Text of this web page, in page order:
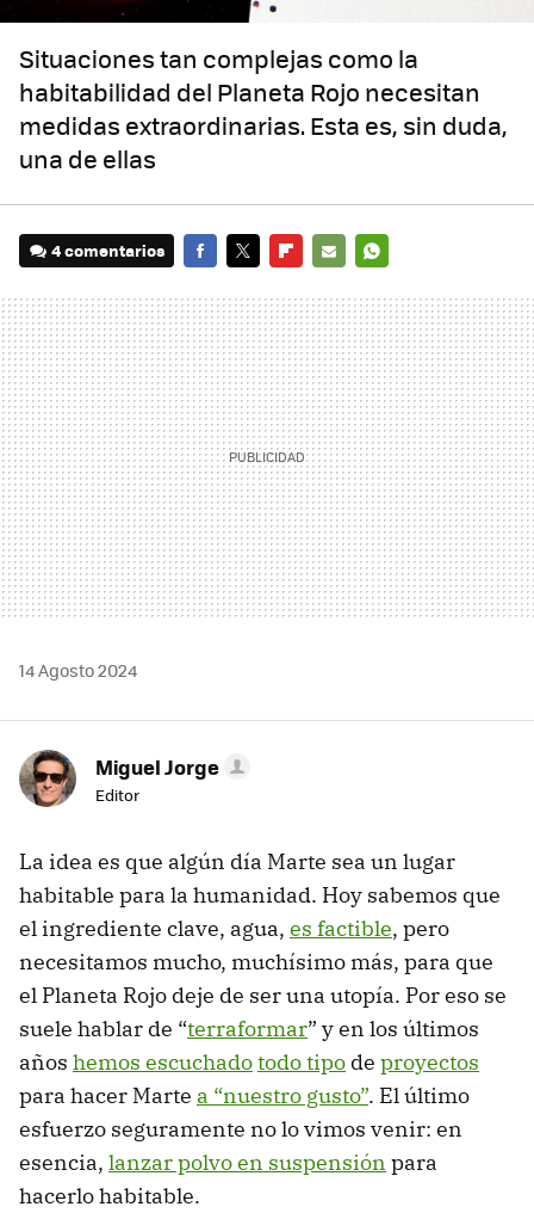
Situaciones tan complejas como la
habitabilidad del Planeta Rojo necesitan
medidas extraordinarias. Esta es, sin duda,
una de ellas
4 comentarios
MAIL
14 Agosto 2024
Miguel Jorge
Editor
La idea es que algún día Marte sea un lugar
habitable para la humanidad. Hoy sabemos que
el ingrediente clave, agua, es factible, pero
necesitamos mucho, muchísimo más, para que
el Planeta Rojo deje de ser una utopía. Por eso se
suele hablar de “terraformar” y en los últimos
años hemos escuchadotodo tipo de proyectos
para hacer Marte a “nuestro gusto”. El último
esfuerzo seguramente no lo vimos venir: en
esencia, lanzar polvo en suspensión para
hacerlo habitable.